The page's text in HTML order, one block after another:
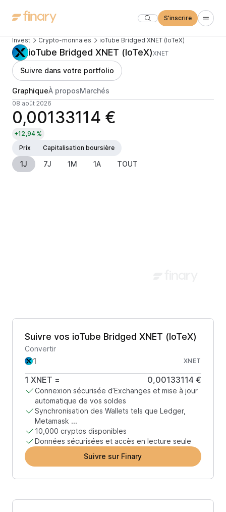
S'inscrire
Invest Crypto-monnaies ioTube Bridged XNET (IoTeX)
ioTube Bridged XNET (IoTeX)XNET
Suivre dans votre portfolio
GraphiqueÀ proposMarchés
08 août 2026
0,00133114 €
+12,94 %
Prix
Capitalisation boursière
1J 7J 1M 1A TOUT
Suivre vos ioTube Bridged XNET (IoTeX)
Convertir
XNET
1 XNET = 0,00133114 €
Connexion sécurisée d’Exchanges et mise à jour
automatique de vos soldes
Synchronisation des Wallets tels que Ledger,
Metamask ...
10,000 cryptos disponibles
Données sécurisées et accès en lecture seule
Suivre sur Finary